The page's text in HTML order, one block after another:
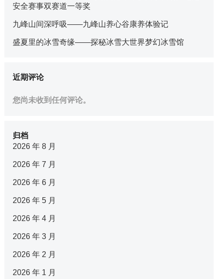
安全赛事双赛道一等奖
九峰山间深呼吸——九峰山养心谷康养体验记
盛夏里的冰雪奇缘——探秘冰雪大世界梦幻冰雪馆
近期评论
您尚未收到任何评论。
归档
2026 年 8 月
2026 年 7 月
2026 年 6 月
2026 年 5 月
2026 年 4 月
2026 年 3 月
2026 年 2 月
2026 年 1 月